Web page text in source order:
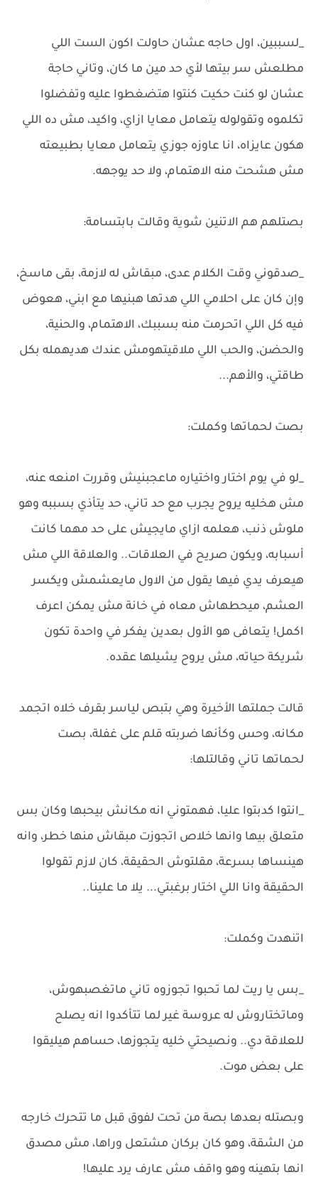
_لسببين، اول حاجه عشان حاولت اكون الست اللي
مطلعش سر بيتها لأي حد مين ما كان، وتاني حاجة
عشان لو كنت حكيت كنتوا هتضغطوا عليه وتفضلوا
تكلموه وتقولوله يتعامل معايا ازاي، واكيد، مش ده اللي
هكون عايزاه، انا عاوزه جوزي يتعامل معايا بطبيعته
مش هشحت منه الاهتمام، ولا حد يوجهه.
بصتلهم هم الاتنين شوية وقالت بابتسامة:
_صدقوني وقت الكلام عدى، مبقاش له لازمة، بقى ماسخ،
وإن كان على احلامي اللي هدتها هبنيها مع ابني، هعوض
فيه كل اللي اتحرمت منه بسببك، الاهتمام، والحنية،
والحضن، والحب اللي ملاقيتهومش عندك هديهمله بكل
طاقتي، والأهم...
بصت لحماتها وكملت:
_لو في يوم اختار واختياره ماعجبنيش وقررت امنعه عنه،
مش هخليه يروح يجرب مع حد تاني، حد يتأذي بسببه وهو
ملوش ذنب، هعلمه ازاي مايجيش على حد مهما كانت
أسبابه، ويكون صريح في العلاقات.. والعلاقة اللي مش
هيعرف يدي فيها يقول من الاول مايعشمش ويكسر
العشم، ميحطهاش معاه في خانة مش يمكن اعرف
اكمل! يتعافى هو الأول بعدين يفكر في واحدة تكون
شريكة حياته، مش يروح يشيلها عقده.
قالت جملتها الأخيرة وهي بتبص لياسر بقرف خلاه اتجمد
مكانه، وحس وكأنها ضربته قلم على غفلة، بصت
لحماتها تاني وقالتلها:
_انتوا كدبتوا عليا، فهمتوني انه مكانش بيحبها وكان بس
متعلق بيها وانها خلاص اتجوزت مبقاش منها خطر، وانه
هينساها بسرعة، مقلتوش الحقيقة، كان لازم تقولوا
الحقيقة وانا اللي اختار برغبتي... يلا ما علينا..
اتنهدت وكملت:
_بس يا ريت لما تحبوا تجوزوه تاني ماتغصبهوش،
وماتختاروش له عروسة غير لما تتأكدوا انه يصلح
للعلاقة دي.. ونصيحتي خليه يتجوزها، حساهم هيليقوا
على بعض موت.
وبصتله بعدها بصة من تحت لفوق قبل ما تتحرك خارجه
من الشقة، وهو كان بركان مشتعل وراها، مش مصدق
انها بتهينه وهو واقف مش عارف يرد عليها!